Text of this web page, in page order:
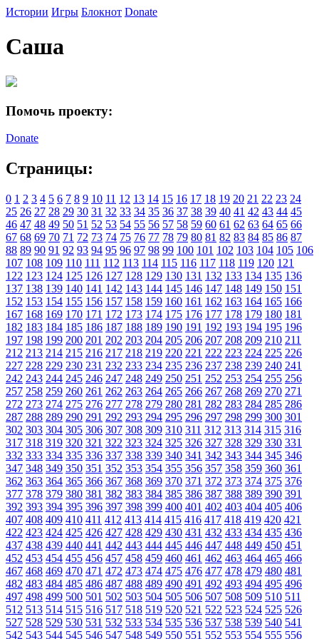
Истории Игры Блокнот Donate
Саша
Помочь проекту:
Donate
Страницы:
0 1 2 3 4 5 6 7 8 9 10 11 12 13 14 15 16 17 18 19 20 21 22 23 24
25 26 27 28 29 30 31 32 33 34 35 36 37 38 39 40 41 42 43 44 45
46 47 48 49 50 51 52 53 54 55 56 57 58 59 60 61 62 63 64 65 66
67 68 69 70 71 72 73 74 75 76 77 78 79 80 81 82 83 84 85 86 87
88 89 90 91 92 93 94 95 96 97 98 99 100 101 102 103 104 105 106
107 108 109 110 111 112 113 114 115 116 117 118 119 120 121
122 123 124 125 126 127 128 129 130 131 132 133 134 135 136
137 138 139 140 141 142 143 144 145 146 147 148 149 150 151
152 153 154 155 156 157 158 159 160 161 162 163 164 165 166
167 168 169 170 171 172 173 174 175 176 177 178 179 180 181
182 183 184 185 186 187 188 189 190 191 192 193 194 195 196
197 198 199 200 201 202 203 204 205 206 207 208 209 210 211
212 213 214 215 216 217 218 219 220 221 222 223 224 225 226
227 228 229 230 231 232 233 234 235 236 237 238 239 240 241
242 243 244 245 246 247 248 249 250 251 252 253 254 255 256
257 258 259 260 261 262 263 264 265 266 267 268 269 270 271
272 273 274 275 276 277 278 279 280 281 282 283 284 285 286
287 288 289 290 291 292 293 294 295 296 297 298 299 300 301
302 303 304 305 306 307 308 309 310 311 312 313 314 315 316
317 318 319 320 321 322 323 324 325 326 327 328 329 330 331
332 333 334 335 336 337 338 339 340 341 342 343 344 345 346
347 348 349 350 351 352 353 354 355 356 357 358 359 360 361
362 363 364 365 366 367 368 369 370 371 372 373 374 375 376
377 378 379 380 381 382 383 384 385 386 387 388 389 390 391
392 393 394 395 396 397 398 399 400 401 402 403 404 405 406
407 408 409 410 411 412 413 414 415 416 417 418 419 420 421
422 423 424 425 426 427 428 429 430 431 432 433 434 435 436
437 438 439 440 441 442 443 444 445 446 447 448 449 450 451
452 453 454 455 456 457 458 459 460 461 462 463 464 465 466
467 468 469 470 471 472 473 474 475 476 477 478 479 480 481
482 483 484 485 486 487 488 489 490 491 492 493 494 495 496
497 498 499 500 501 502 503 504 505 506 507 508 509 510 511
512 513 514 515 516 517 518 519 520 521 522 523 524 525 526
527 528 529 530 531 532 533 534 535 536 537 538 539 540 541
542 543 544 545 546 547 548 549 550 551 552 553 554 555 556